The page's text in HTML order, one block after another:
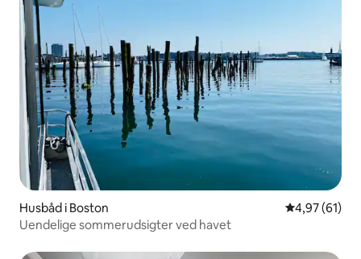
Husbåd i Boston 4,97 ud af 5
4,97 (61)
Uendelige sommerudsigter ved havet